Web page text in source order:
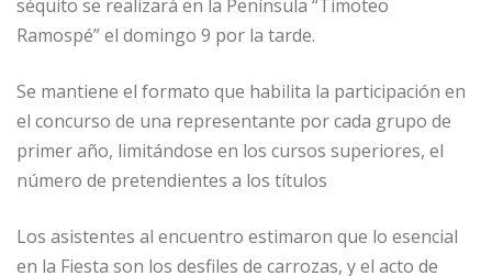
séquito se realizará en la Península “Timoteo
Ramospé” el domingo 9 por la tarde.
Se mantiene el formato que habilita la participación en
el concurso de una representante por cada grupo de
primer año, limitándose en los cursos superiores, el
número de pretendientes a los títulos
Los asistentes al encuentro estimaron que lo esencial
en la Fiesta son los desfiles de carrozas, y el acto de